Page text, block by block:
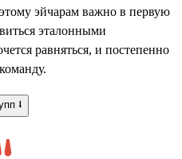
эйчарам важно в первую
эталонными
равняться, и постепенно
⭣